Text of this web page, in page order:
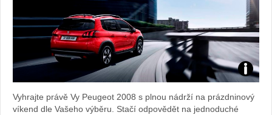
Zdroj:
Vyhrajte právě Vy Peugeot 2008 s plnou nádrží na prázdninový
víkend dle Vašeho výběru. Stačí odpovědět na jednoduché